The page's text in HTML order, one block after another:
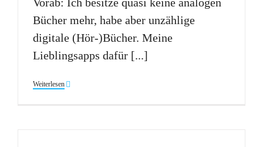
Bücher mehr, habe aber unzählige
digitale (Hör-)Bücher. Meine
Lieblingsapps dafür [...]
Weiterlesen